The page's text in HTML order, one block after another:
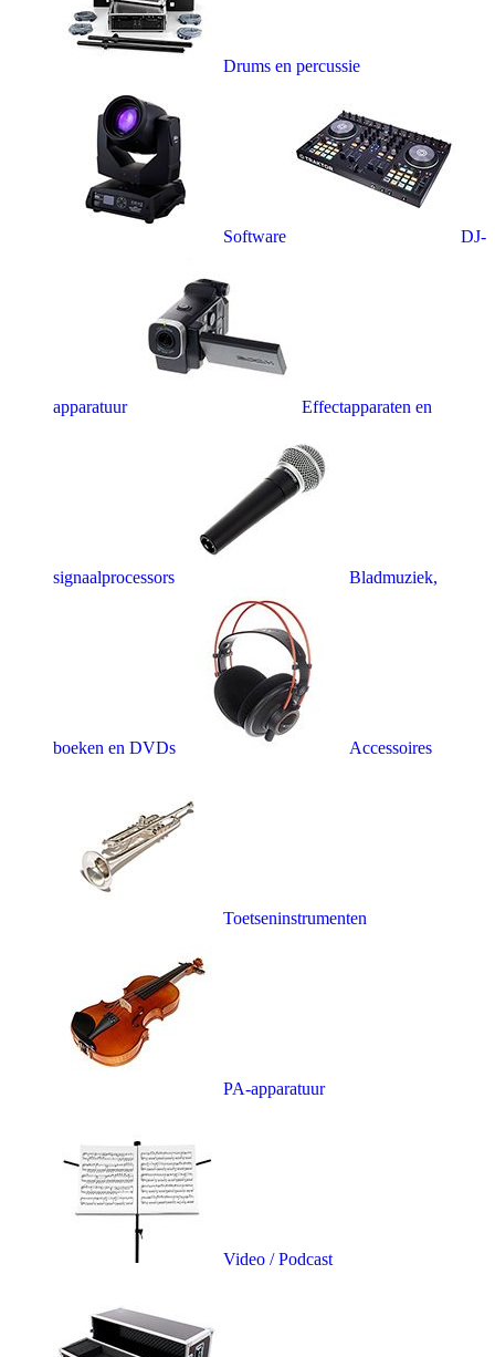
Drums en percussie
Software DJ-
apparatuur Effectapparaten en
signaalprocessors Bladmuziek,
boeken en DVDs Accessoires
Toetseninstrumenten
PA-apparatuur
Video / Podcast